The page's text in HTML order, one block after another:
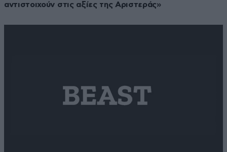
αντιστοιχούν στις αξίες της Αριστεράς»